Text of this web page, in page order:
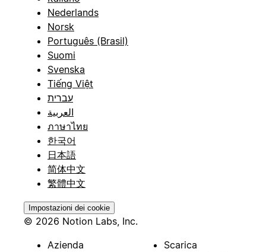
Nederlands
Norsk
Português (Brasil)
Suomi
Svenska
Tiếng Việt
עברית
العربية
ภาษาไทย
한국어
日本語
简体中文
繁體中文
Impostazioni dei cookie
© 2026 Notion Labs, Inc.
Azienda
Scarica